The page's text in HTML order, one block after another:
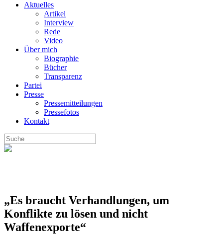
Aktuelles
Artikel
Interview
Rede
Video
Über mich
Biographie
Bücher
Transparenz
Partei
Presse
Pressemitteilungen
Pressefotos
Kontakt
„Es braucht Verhandlungen, um
Konflikte zu lösen und nicht
Waffenexporte“